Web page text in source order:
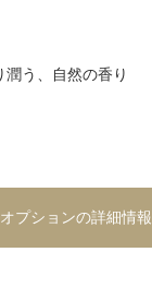
う、自然の香り
オプションの詳細情報